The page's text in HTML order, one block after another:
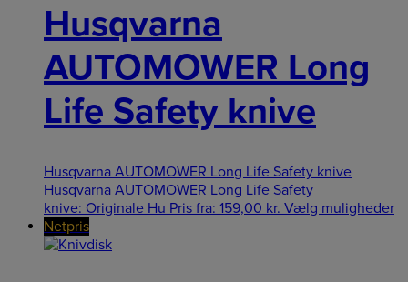
Husqvarna
AUTOMOWER Long
Life Safety knive
Husqvarna AUTOMOWER Long Life Safety knive
Husqvarna AUTOMOWER Long Life Safety
knive: Originale Hu Pris fra: 159,00 kr. Vælg muligheder
Netpris